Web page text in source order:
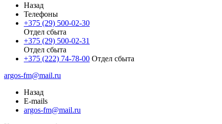
Назад
Телефоны
+375 (29) 500-02-30
Отдел сбыта
+375 (29) 500-02-31
Отдел сбыта
+375 (222) 74-78-00 Отдел сбыта
argos-fm@mail.ru
Назад
E-mails
argos-fm@mail.ru